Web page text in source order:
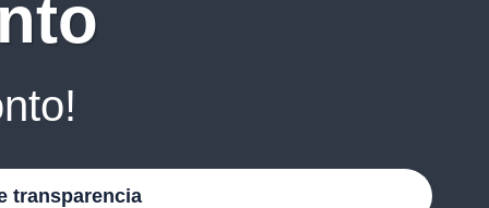
transparencia